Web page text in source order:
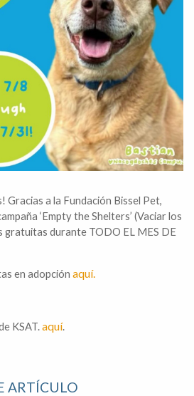
Gracias a la Fundación Bissel Pet,
‘Empty the Shelters’ (Vaciar los
gratuitas durante TODO EL MES DE
en adopción aquí.
KSAT.aquí.
ARTÍCULO